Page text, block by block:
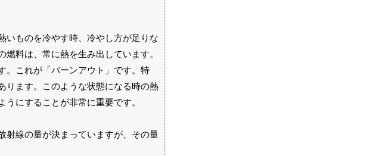
いものを冷やす時、冷やし方が足りな
料は、常に熱を生み出しています。
。これが「バーンアウト」です。特
ります。このような状態になる時の熱
にすることが非常に重要です。
射線の量が決まっていますが、その量